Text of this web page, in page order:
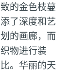
的金色枝蔓
了深度和艺
的画廊，而
物进行装
。华丽的天